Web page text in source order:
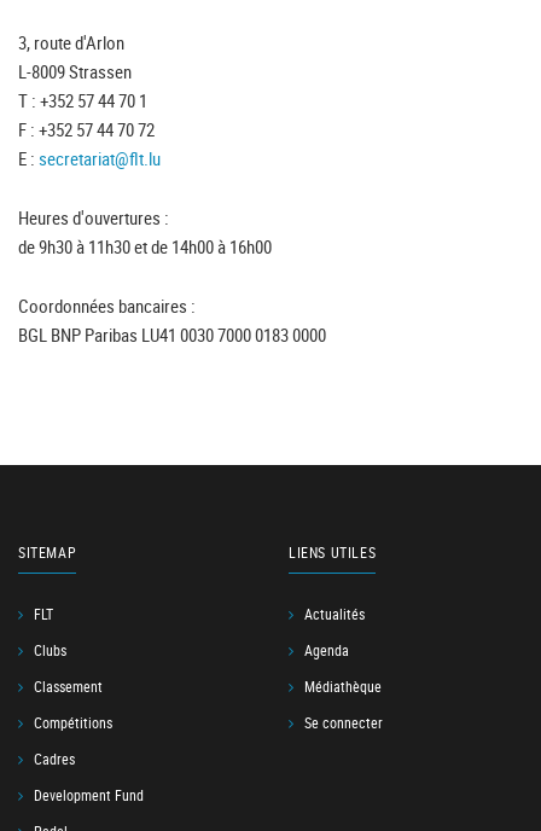
3, route d'Arlon
L-8009 Strassen
T : +352 57 44 70 1
F : +352 57 44 70 72
E : secretariat@flt.lu
Heures d'ouvertures :
de 9h30 à 11h30 et de 14h00 à 16h00
Coordonnées bancaires :
BGL BNP Paribas LU41 0030 7000 0183 0000
SITEMAP
FLT
Clubs
Classement
Compétitions
Cadres
Development Fund
LIENS UTILES
Actualités
Agenda
Médiathèque
Se connecter